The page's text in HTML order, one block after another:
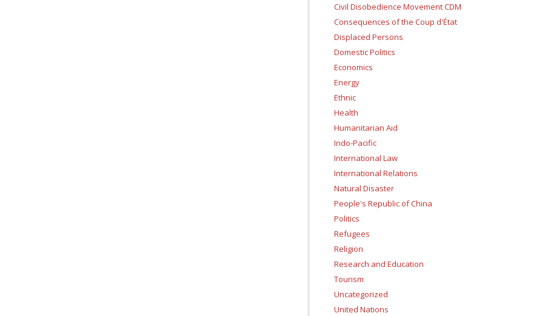
Civil Disobedience Movement CDM
Consequences of the Coup d'État
Displaced Persons
Domestic Politics
Economics
Energy
Ethnic
Health
Humanitarian Aid
Indo-Pacific
International Law
International Relations
Natural Disaster
People's Republic of China
Politics
Refugees
Religion
Research and Education
Tourism
Uncategorized
United Nations